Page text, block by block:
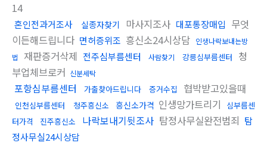
14
혼인전과거조사 실종자찾기 마사지조사 대포통장매입 무엇
이든해드립니다 면허증위조 흥신소24시상담 인생나락보내는방
법
재판증거삭제 전주심부름센터 사람찾기 강릉심부름센터
청
부업체브로커 신분세탁
포항심부름센터 가출찾아드립니다 증거수집 협박받고있을때
인천심부름센터 청주흥신소 흥신소가격 인생망가트리기
심부름센
터가격
진주흥신소 나락보내기뒷조사 탐정사무실완전범죄 탐
정사무실24시상담